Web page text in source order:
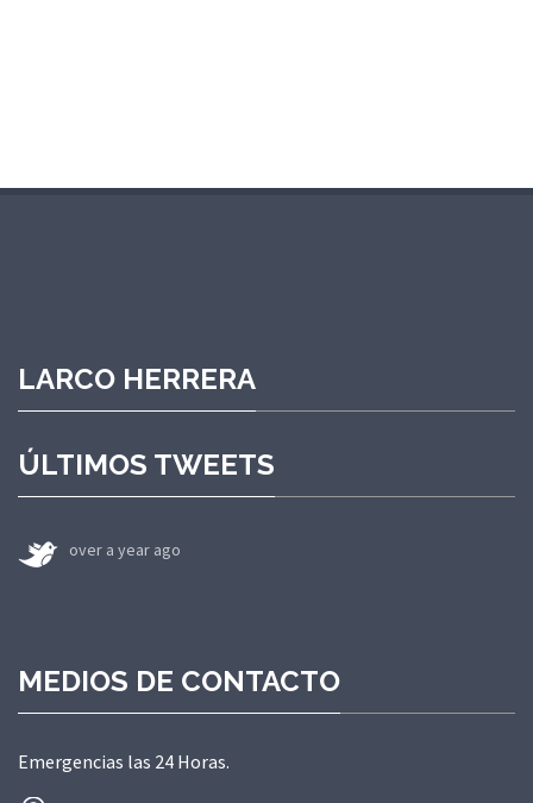
LARCO HERRERA
ÚLTIMOS TWEETS
over a year ago
MEDIOS DE CONTACTO
Emergencias las 24 Horas.